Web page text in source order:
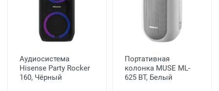
Аудиосистема
Hisense Party Rocker
160, Чёрный
Портативная
колонка MUSE ML-
625 BT, Белый